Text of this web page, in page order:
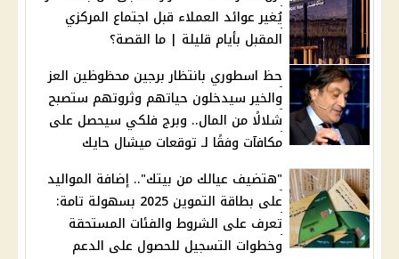
يُغير عوائد العملاء قبل اجتماع المركزي
المقبل بأيام قليلة | ما القصة؟
حظ اسطوري بانتظار برجين محظوظين العز
والخير سيدخلون حياتهم وثروتهم ستصبح
شلالًا من المال.. وبرج فلكي سيحصل على
مكافآت وفقًا لـ توقعات ميشال حايك
"هتضيف عيالك من بيتك".. إضافة المواليد
على بطاقة التموين 2025 بسهولة تامة:
تعرف على الشروط والفئات المستحقة
وخطوات التسجيل للحصول على الدعم